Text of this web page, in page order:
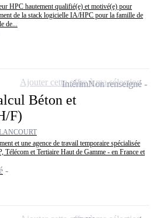
HPC hautement qualifié(e) et motivé(e) pour
de la stack logicielle IA/HPC pour la famille de
de...
Béton et
F)
et une agence de travail temporaire spécialisée
Télécom et Tertiaire Haut de Gamme - en France et
IntérimNon renseigné
Ajouter cette offre à ma sélection